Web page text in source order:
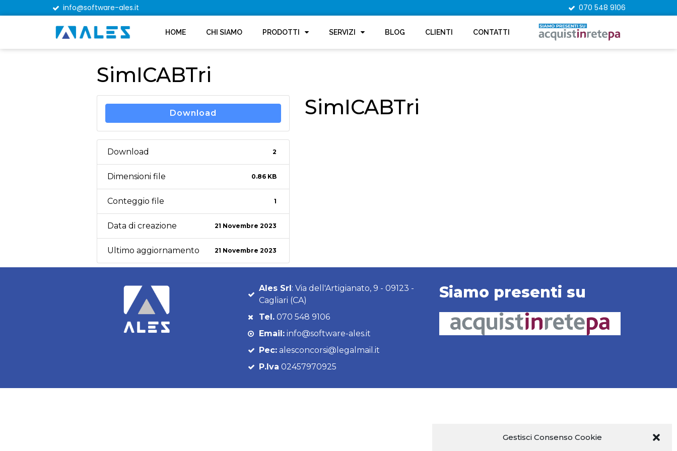
Gestisci Consenso Cookie
info@software-ales.it 070 548 9106
HOME CHI SIAMO PRODOTTI SERVIZI BLOG CLIENTI CONTATTI
SimICABTri
Download
Download 2
Dimensioni file 0.86 KB
Conteggio file 1
Data di creazione 21 Novembre 2023
Ultimo aggiornamento 21 Novembre 2023
SimICABTri
Ales Srl: Via dell'Artigianato, 9 - 09123 -
Cagliari (CA)
Tel. 070 548 9106
Email: info@software-ales.it
Pec: alesconcorsi@legalmail.it
P.Iva 02457970925
Siamo presenti su